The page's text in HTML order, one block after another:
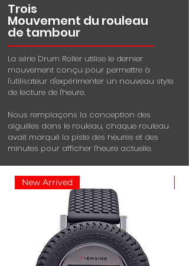
Trois
Mouvement du rouleau
de tambour
La série Drum Roller utilise le dernier
mouvement conçu pour permettre à
l'utilisateur d'expérimenter un nouveau style
de lecture de l'heure.
Nous remplaçons la conception des
aiguilles dans le rouleau, chaque rouleau
avait marqué la piste des heures et des
minutes pour afficher l'heure actuelle.
New Arrived